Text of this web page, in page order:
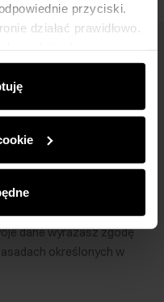
przyciski.
działać prawidłowo.
preferencji treści,
informujące o
Informacje o tym,
i
te informacje z
się
dane wyrażasz zgodę
określonych w